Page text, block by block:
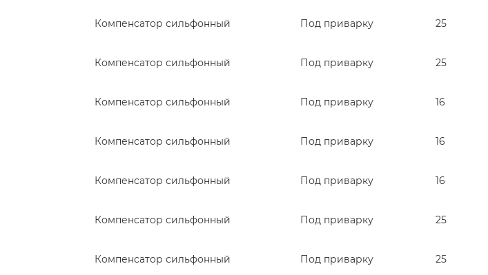
Компенсатор сильфонный Под приварку 25
Компенсатор сильфонный Под приварку 25
Компенсатор сильфонный Под приварку 16
Компенсатор сильфонный Под приварку 16
Компенсатор сильфонный Под приварку 16
Компенсатор сильфонный Под приварку 25
Компенсатор сильфонный Под приварку 25